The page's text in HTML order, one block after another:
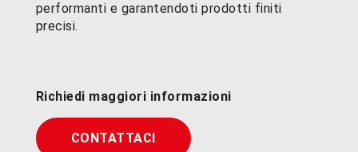
performanti e garantendoti prodotti finiti
precisi.
Richiedi maggiori informazioni
CONTATTACI